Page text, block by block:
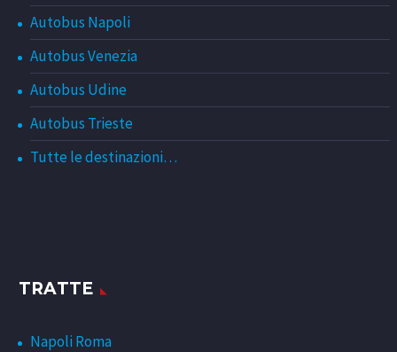
Autobus Napoli
Autobus Venezia
Autobus Udine
Autobus Trieste
Tutte le destinazioni…
TRATTE
Napoli Roma